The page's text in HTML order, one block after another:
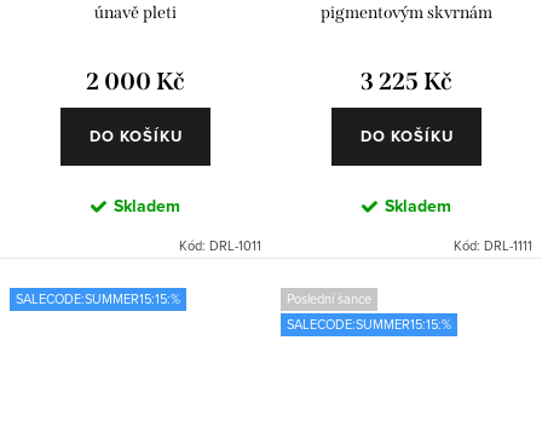
únavě pleti
2 000 Kč
DO KOŠÍKU
Skladem
Kód: DRL-1011
pigmentovým skvrnám
3 225 Kč
DO KOŠÍKU
Skladem
Kód: DRL-1111
SALECODE:SUMMER15:15:%
Poslední šance
SALECODE:SUMMER15:15:%